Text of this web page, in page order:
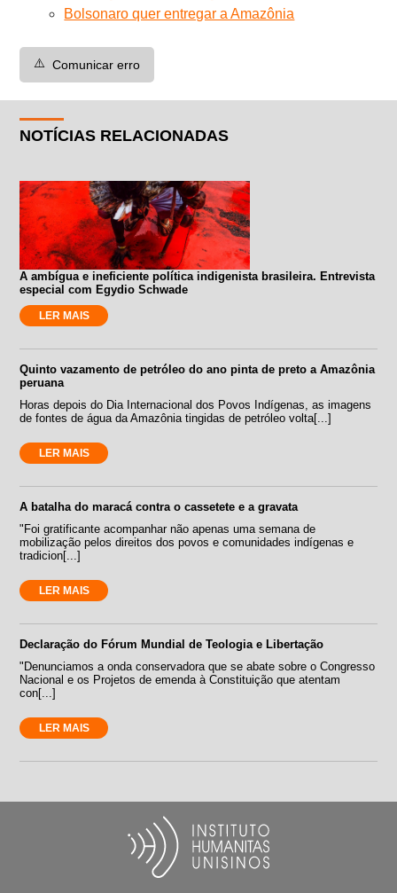
Bolsonaro quer entregar a Amazônia
⚠️ Comunicar erro
NOTÍCIAS RELACIONADAS
A ambígua e ineficiente política indigenista brasileira. Entrevista
especial com Egydio Schwade
LER MAIS
Quinto vazamento de petróleo do ano pinta de preto a Amazônia
peruana
Horas depois do Dia Internacional dos Povos Indígenas, as imagens
de fontes de água da Amazônia tingidas de petróleo volta[...]
LER MAIS
A batalha do maracá contra o cassetete e a gravata
"Foi gratificante acompanhar não apenas uma semana de
mobilização pelos direitos dos povos e comunidades indígenas e
tradicion[...]
LER MAIS
Declaração do Fórum Mundial de Teologia e Libertação
"Denunciamos a onda conservadora que se abate sobre o Congresso
Nacional e os Projetos de emenda à Constituição que atentam
con[...]
LER MAIS